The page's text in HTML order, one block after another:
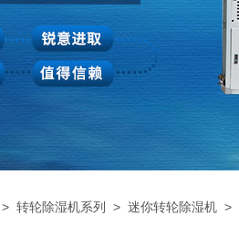
> 转轮除湿机系列 > 迷你转轮除湿机 >